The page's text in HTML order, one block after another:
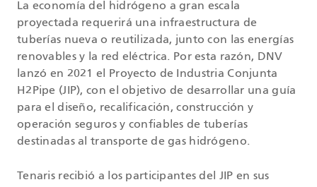
La economía del hidrógeno a gran escala
proyectada requerirá una infraestructura de
tuberías nueva o reutilizada, junto con las energías
renovables y la red eléctrica. Por esta razón, DNV
lanzó en 2021 el Proyecto de Industria Conjunta
H2Pipe (JIP), con el objetivo de desarrollar una guía
para el diseño, recalificación, construcción y
operación seguros y confiables de tuberías
destinadas al transporte de gas hidrógeno.
Tenaris recibió a los participantes del JIP en sus